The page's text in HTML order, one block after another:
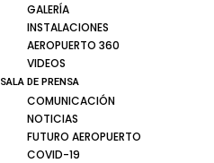
GALERÍA
INSTALACIONES
AEROPUERTO 360
VIDEOS
SALA DE PRENSA
COMUNICACIÓN
NOTICIAS
FUTURO AEROPUERTO
COVID-19